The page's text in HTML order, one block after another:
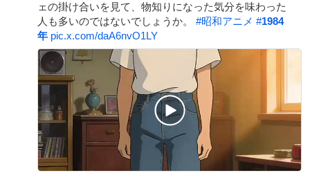
ェの掛け合いを見て、物知りになった気分を味わった
人も多いのではないでしょうか。 #昭和アニメ #1984
年 pic.x.com/daA6nvO1LY